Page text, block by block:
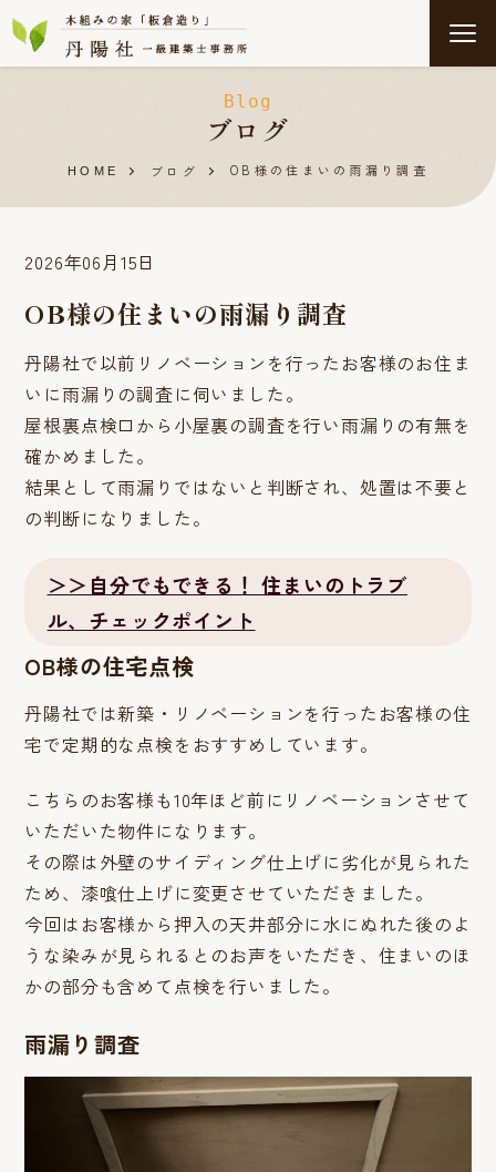
Blog
ブログ
HOME ブログ OB様の住まいの雨漏り調査
2026年06月15日
OB様の住まいの雨漏り調査
丹陽社で以前リノベーションを行ったお客様のお住ま
いに雨漏りの調査に伺いました。
屋根裏点検口から小屋裏の調査を行い雨漏りの有無を
確かめました。
結果として雨漏りではないと判断され、処置は不要と
の判断になりました。
＞＞自分でもできる！ 住まいのトラブ
ル、チェックポイント
OB様の住宅点検
丹陽社では新築・リノベーションを行ったお客様の住
宅で定期的な点検をおすすめしています。
こちらのお客様も10年ほど前にリノベーションさせて
いただいた物件になります。
その際は外壁のサイディング仕上げに劣化が見られた
ため、漆喰仕上げに変更させていただきました。
今回はお客様から押入の天井部分に水にぬれた後のよ
うな染みが見られるとのお声をいただき、住まいのほ
かの部分も含めて点検を行いました。
雨漏り調査